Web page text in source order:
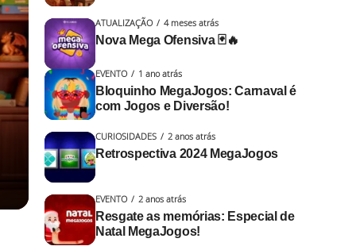
ATUALIZAÇÃO 4 meses atrás
Nova Mega Ofensiva 🃏🔥
EVENTO 1 ano atrás
Bloquinho MegaJogos: Carnaval é
com Jogos e Diversão!
CURIOSIDADES 2 anos atrás
Retrospectiva 2024 MegaJogos
EVENTO 2 anos atrás
Resgate as memórias: Especial de
Natal MegaJogos!